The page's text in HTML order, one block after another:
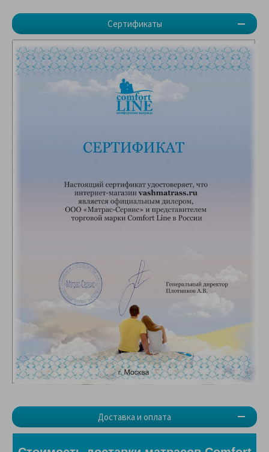
Сертификаты
Доставка и оплата